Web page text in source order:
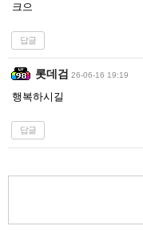
크으
답글
롯데검 26-06-16 19:19
행복하시길
답글